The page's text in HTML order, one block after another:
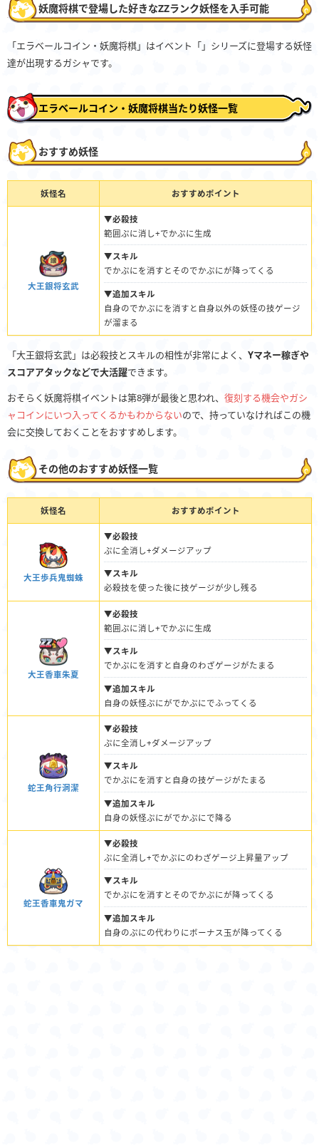
妖魔将棋で登場した好きなZZランク妖怪を入手可能
「エラベールコイン・妖魔将棋」はイベント「」シリーズに登場する妖怪
達が出現するガシャです。
エラベールコイン・妖魔将棋当たり妖怪一覧
おすすめ妖怪
妖怪名 おすすめポイント
大王銀将玄武
▼必殺技
範囲ぷに消し+でかぷに生成
▼スキル
でかぷにを消すとそのでかぷにが降ってくる
▼追加スキル
自身のでかぷにを消すと自身以外の妖怪の技ゲージ
が溜まる
「大王銀将玄武」は必殺技とスキルの相性が非常によく、 Yマネー稼ぎや
スコアアタックなどで大活躍できます。
おそらく妖魔将棋イベントは第8弾が最後と思われ、 復刻する機会やガシ
ャコインにいつ入ってくるかもわからないので、持っていなければこの機
会に交換しておくことをおすすめします。
その他のおすすめ妖怪一覧
妖怪名 おすすめポイント
大王歩兵鬼蜘蛛
▼必殺技
ぷに全消し+ダメージアップ
▼スキル
必殺技を使った後に技ゲージが少し残る
大王香車朱夏
▼必殺技
範囲ぷに消し+でかぷに生成
▼スキル
でかぷにを消すと自身のわざゲージがたまる
▼追加スキル
自身の妖怪ぷにがでかぷにでふってくる
蛇王角行洞潔
▼必殺技
ぷに全消し+ダメージアップ
▼スキル
でかぷにを消すと自身の技ゲージがたまる
▼追加スキル
自身の妖怪ぷにがでかぷにで降る
蛇王香車鬼ガマ
▼必殺技
ぷに全消し+でかぷにのわざゲージ上昇量アップ
▼スキル
でかぷにを消すとそのでかぷにが降ってくる
▼追加スキル
自身のぷにの代わりにボーナス玉が降ってくる